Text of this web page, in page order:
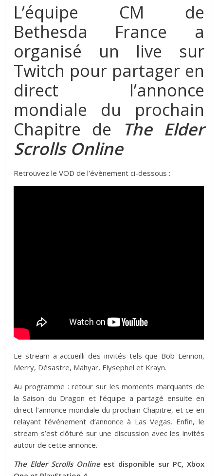
L’équipe CM de
Bethesda France a
organisé un live sur
Twitch pour partager en
direct l’annonce
mondiale du prochain
Chapitre de
The Elder
ScrollsOnline
Retrouvez le VOD de l’évènement ci-dessous :
Le stream a accueilli des invités tels que Bob Lennon,
Merry, Désastre, Mahyar, Elysephel et Krayn.
Au programme : retour sur les moments marquants de
la Saison du Dragon et l’équipe a partagé ensuite en
direct l’annonce mondiale du prochain Chapitre, et ce en
relayant l’événement d’annonce à Las Vegas. Enfin, le
stream s’est clôturé sur une discussion avec les invités
autour de cette annonce.
The Elder Scrolls Onlineest disponible sur PC, Xbox